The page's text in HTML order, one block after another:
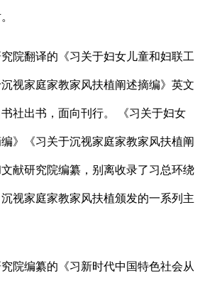
翻译的《习关于妇女儿童和妇联工
视家庭家教家风扶植阐述摘编》英文
社出书，面向刊行。 《习关于妇女
》《习关于沉视家庭家教家风扶植阐
献研究院编纂，别离收录了习总环绕
视家庭家教家风扶植颁发的一系列主
编纂的《习新时代中国特色社会从